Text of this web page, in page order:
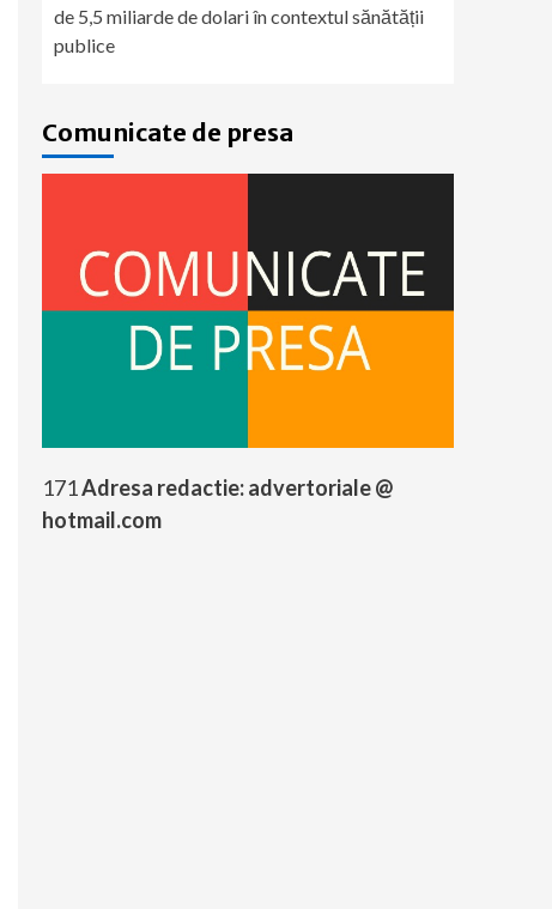
de 5,5 miliarde de dolari în contextul sănătății
publice
Comunicate de presa
171Adresa redactie: advertoriale @
hotmail.com